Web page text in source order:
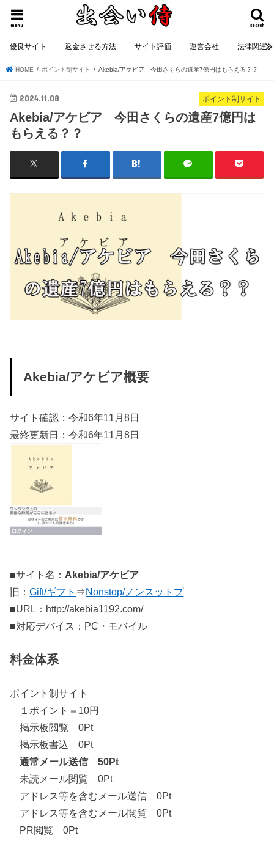
search
menu
優良サイト 返金させる方法 サイト評価 運営会社 法律関連
HOME ポイント制サイト Akebia/アケビア 今田さくらの遺産7億円はもらえる？？
ポイント制サイト
2024.11.08
Akebia/アケビア 今田さくらの遺産7億円は
もらえる？？
Akebia/アケビア概要
サイト確認：令和6年11月8日
最終更新日：令和6年11月8日
■サイト名： Akebia/アケビア
旧：Gift/ギフト ⇒Nonstop/ノンスットプ
■URL：http://akebia1192.com/
■対応デバイス：PC・モバイル
料金体系
ポイント制サイト
１ポイント＝10円
掲示板閲覧 0Pt
掲示板書込 0Pt
通常メール送信 50Pt
未読メール閲覧 0Pt
アドレス等を含むメール送信 0Pt
アドレス等を含むメール閲覧 0Pt
PR閲覧 0Pt